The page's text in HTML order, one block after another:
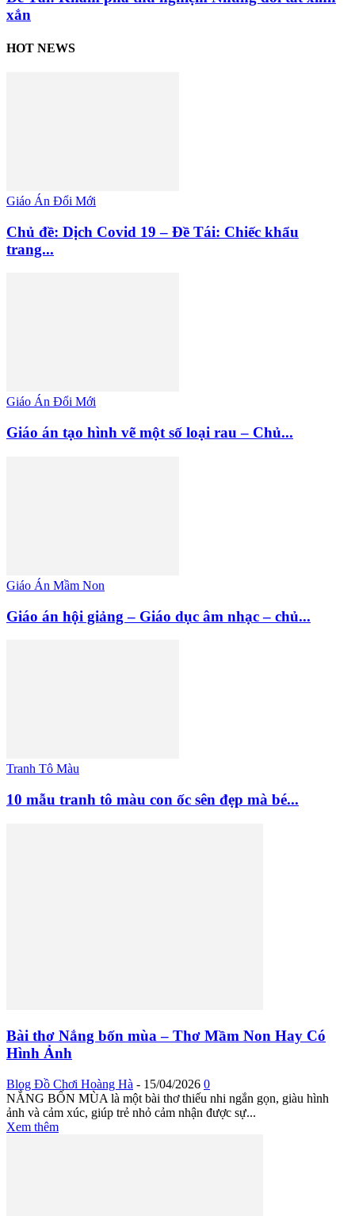
xắn
HOT NEWS
Giáo Án Đổi Mới
Chủ đề: Dịch Covid 19 – Đề Tái: Chiếc khẩu
trang...
Giáo Án Đổi Mới
Giáo án tạo hình vẽ một số loại rau – Chủ...
Giáo Án Mầm Non
Giáo án hội giảng – Giáo dục âm nhạc – chủ...
Tranh Tô Màu
10 mẫu tranh tô màu con ốc sên đẹp mà bé...
Bài thơ Nắng bốn mùa – Thơ Mầm Non Hay Có
Hình Ảnh
Blog Đồ Chơi Hoàng Hà - 15/04/2026 0
NẮNG BỐN MÙA là một bài thơ thiếu nhi ngắn gọn, giàu hình
ảnh và cảm xúc, giúp trẻ nhỏ cảm nhận được sự...
Xem thêm